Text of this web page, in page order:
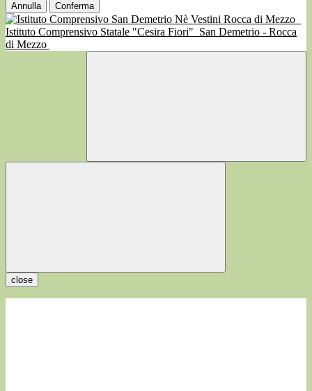
Annulla Conferma
Istituto Comprensivo Statale "Cesira Fiori" San Demetrio - Rocca
di Mezzo
close